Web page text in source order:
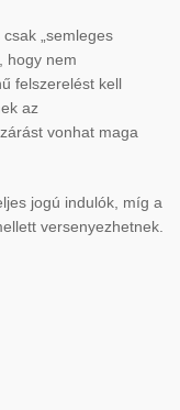
„semleges
hogy nem
felszerelést kell
az
vonhat maga
jogú indulók, míg a
versenyezhetnek.